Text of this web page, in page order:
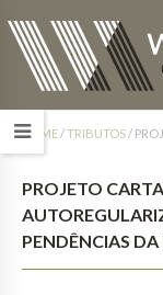
HOME/TRIBUTOS/
PROJETO
PENDÊNCIAS DA